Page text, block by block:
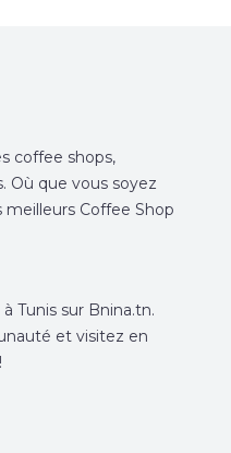
coffee shops,
Où que vous soyez
meilleurs Coffee Shop
Tunis sur Bnina.tn.
et visitez en